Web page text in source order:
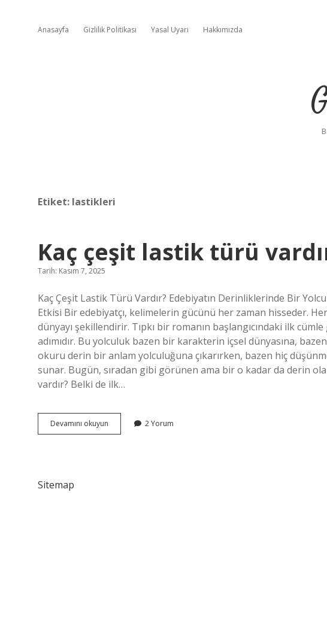
Anasayfa Gizlilik Politikası Yasal Uyarı Hakkımızda
Etiket: lastikleri
Kaç çeşit lastik türü
Tarih: Kasım 7, 2025
Kaç Çeşit Lastik Türü Vardır? Edebiyatın Derinliklerinde Bir
Etkisi Bir edebiyatçı, kelimelerin gücünü her zaman hisseder.
dünyayı şekillendirir. Tıpkı bir romanın başlangıcındaki ilk
adımıdır. Bu yolculuk bazen bir karakterin içsel dünyasına,
okuru derin bir anlam yolculuğuna çıkarırken, bazen hiç
sunar. Bugün, sıradan gibi görünen ama bir o kadar da derin
vardır? Belki de ilk…
Devamını okuyun
çeşit
2 Yorum
Sitemap